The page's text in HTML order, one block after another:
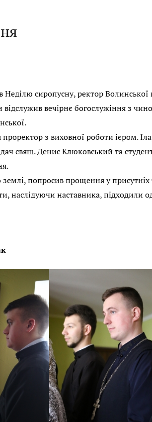
Неділю сиропусну, ректор Волинської
вечірнє богослужіння з
з виховної роботи ієром.
свящ. Денис Клюковський та
попросив прощення у
наслідуючи наставника, підходили